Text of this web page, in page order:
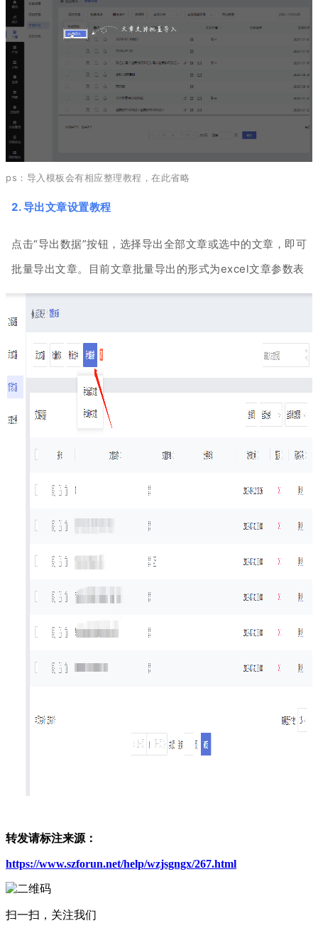
ps： 导入模板会有相应整理教程，在此省略
2. 导出文章设置教程
点击“导出数据”按钮，选择导出全部文章或选中的文章，即可
批量导出文章。
目前文章批量导出的形式为excel文章参数表
转发请标注来源：
https://www.szforun.net/help/wzjsgngx/267.html
扫一扫，关注我们